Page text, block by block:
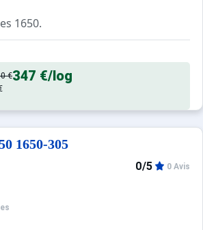
1650.
:Confortable et tout équipé.
€347 €/log
1650-305
0/5 0 Avis